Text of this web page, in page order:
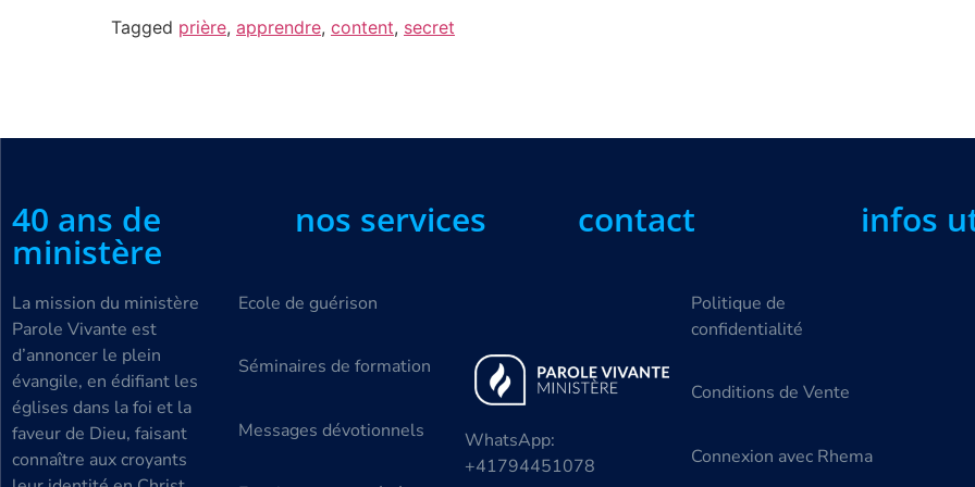
Tagged prière, apprendre, content, secret
40 ans de
ministère
nos services contact infos
La mission du ministère
Parole Vivante est
d’annoncer le plein
évangile, en édifiant les
églises dans la foi et la
faveur de Dieu, faisant
connaître aux croyants
Ecole de guérison
Séminaires de formation
Messages dévotionnels
WhatsApp:
+41794451078
Politique de
confidentialité
Conditions de Vente
Connexion avec Rhema